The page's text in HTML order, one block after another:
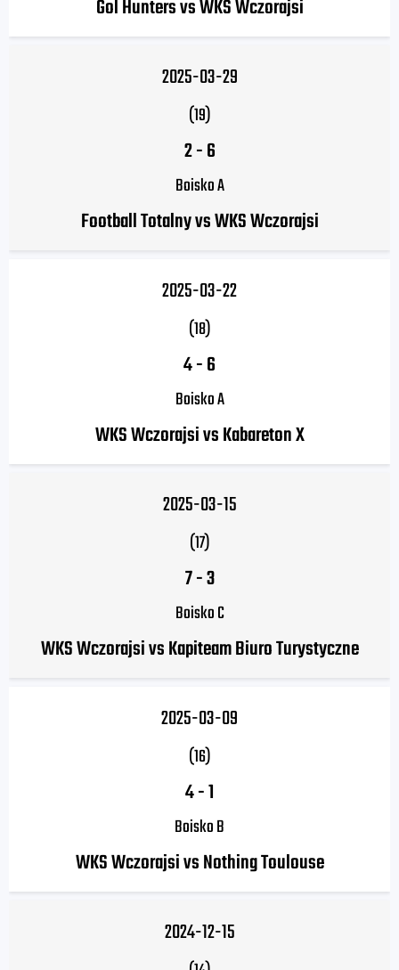
Gol Hunters vs WKS Wczorajsi
2025-03-29
(19)
2-6
Boisko A
Football Totalny vs WKS Wczorajsi
2025-03-22
(18)
4-6
Boisko A
WKS Wczorajsi vs Kabareton X
2025-03-15
(17)
7-3
Boisko C
WKS Wczorajsi vs Kapiteam Biuro Turystyczne
2025-03-09
(16)
4-1
Boisko B
WKS Wczorajsi vs Nothing Toulouse
2024-12-15